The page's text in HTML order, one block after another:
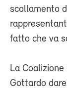
scollamento
fatto che va
La
Gottardo